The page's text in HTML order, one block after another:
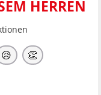
HERREN
😥 👏